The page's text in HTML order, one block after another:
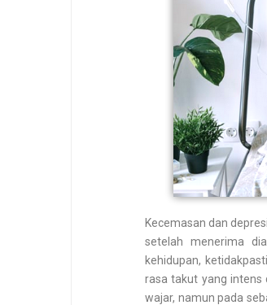
Kecemasan dan
setelah menerima
kehidupan,
rasa takut yang intens
wajar, namun pada